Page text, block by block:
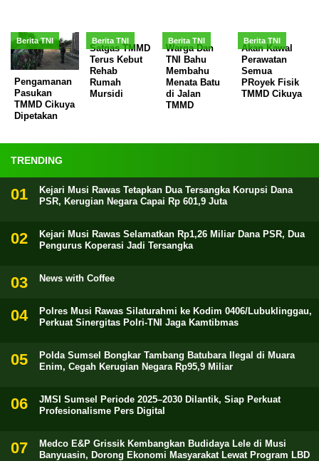
Berita TNI
Pengamanan
Pasukan
TMMD Cikuya
Dipetakan
Berita TNI
Satgas TMMD
Terus Kebut
Rehab
Rumah
Mursidi
Berita TNI
Warga Dan
TNI Bahu
Membahu
Menata Batu
di Jalan
TMMD
Berita TNI
Akan Kawal
Perawatan
Semua
PRoyek Fisik
TMMD Cikuya
TRENDING
Kejari Musi Rawas Tetapkan Dua Tersangka Korupsi Dana
PSR, Kerugian Negara Capai Rp 601,9 Juta
Kejari Musi Rawas Selamatkan Rp1,26 Miliar Dana PSR, Dua
Pengurus Koperasi Jadi Tersangka
News with Coffee
Polres Musi Rawas Silaturahmi ke Kodim 0406/Lubuklinggau,
Perkuat Sinergitas Polri-TNI Jaga Kamtibmas
Polda Sumsel Bongkar Tambang Batubara Ilegal di Muara
Enim, Cegah Kerugian Negara Rp95,9 Miliar
JMSI Sumsel Periode 2025–2030 Dilantik, Siap Perkuat
Profesionalisme Pers Digital
Medco E&P Grissik Kembangkan Budidaya Lele di Musi
Banyuasin, Dorong Ekonomi Masyarakat Lewat Program LBD